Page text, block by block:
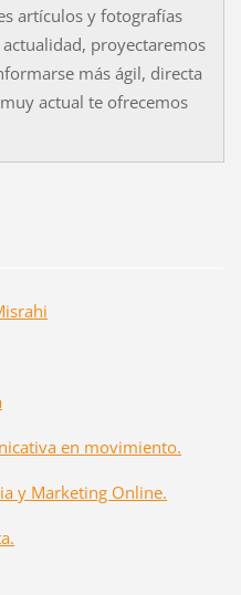
artículos y fotografías
proyectaremos
más ágil, directa
actual te ofrecemos
en movimiento.
y Marketing Online.